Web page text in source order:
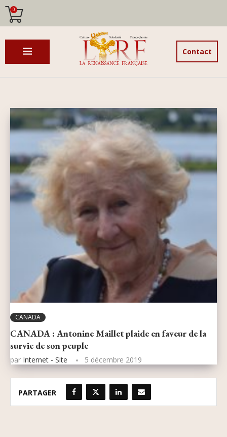
0
Contact
CANADA
CANADA : Antonine Maillet plaide en faveur de la
survie de son peuple
par Internet - Site 5 décembre 2019
PARTAGER